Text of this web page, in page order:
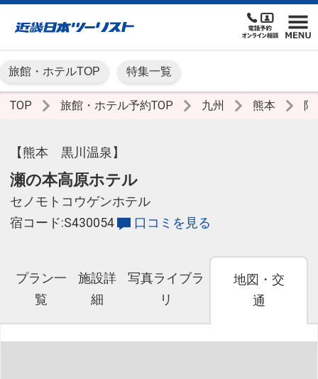
旅館・ホテルTOP 特集一覧
TOP 旅館・ホテル予約TOP 九州 熊本
【熊本 黒川温泉】
瀬の本高原ホテル
セノモトコウゲンホテル
宿コード:S430054
口コミを見る
プラン一
覧
施設詳
細
写真ライブラ
リ
地図・交
通